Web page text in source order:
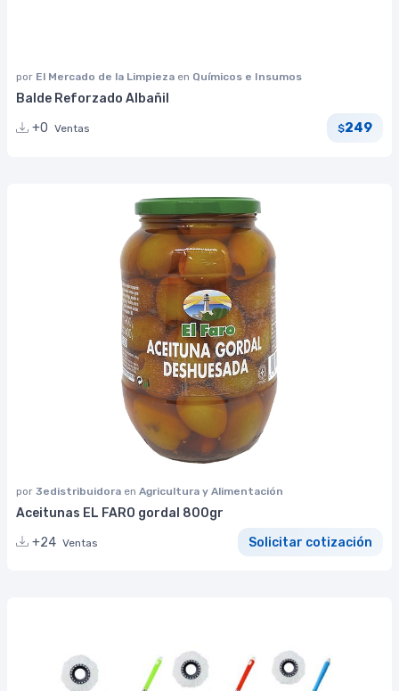
por El Mercado de la Limpieza en Químicos e Insumos
Balde Reforzado Albañil
+0 Ventas $249
por 3edistribuidora en Agricultura y Alimentación
Aceitunas EL FARO gordal 800gr
+24 Ventas Solicitar cotización